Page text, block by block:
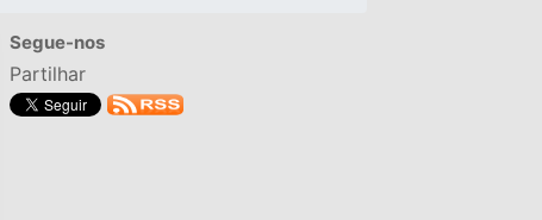
Segue-nos
Partilhar